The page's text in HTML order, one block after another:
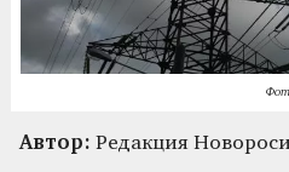
Автор: Редакция